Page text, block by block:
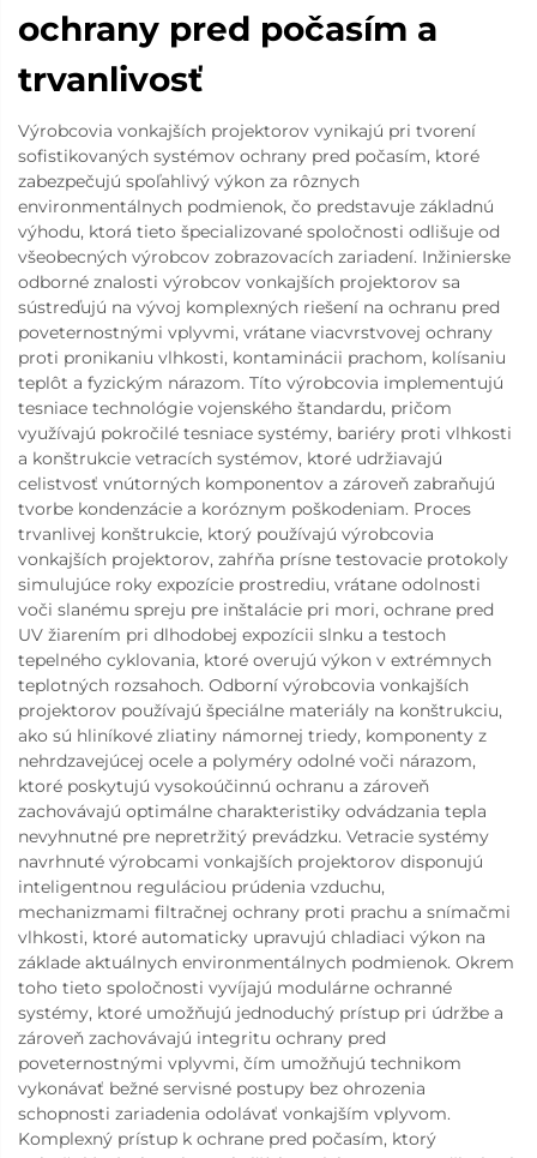
ochrany pred počasím a
trvanlivosť
Výrobcovia vonkajších projektorov vynikajú pri tvorení
sofistikovaných systémov ochrany pred počasím, ktoré
zabezpečujú spoľahlivý výkon za rôznych
environmentálnych podmienok, čo predstavuje základnú
výhodu, ktorá tieto špecializované spoločnosti odlišuje od
všeobecných výrobcov zobrazovacích zariadení. Inžinierske
odborné znalosti výrobcov vonkajších projektorov sa
sústreďujú na vývoj komplexných riešení na ochranu pred
poveternostnými vplyvmi, vrátane viacvrstvovej ochrany
proti pronikaniu vlhkosti, kontaminácii prachom, kolísaniu
teplôt a fyzickým nárazom. Títo výrobcovia implementujú
tesniace technológie vojenského štandardu, pričom
využívajú pokročilé tesniace systémy, bariéry proti vlhkosti
a konštrukcie vetracích systémov, ktoré udržiavajú
celistvosť vnútorných komponentov a zároveň zabraňujú
tvorbe kondenzácie a koróznym poškodeniam. Proces
trvanlivej konštrukcie, ktorý používajú výrobcovia
vonkajších projektorov, zahŕňa prísne testovacie protokoly
simulujúce roky expozície prostrediu, vrátane odolnosti
voči slanému spreju pre inštalácie pri mori, ochrane pred
UV žiarením pri dlhodobej expozícii slnku a testoch
tepelného cyklovania, ktoré overujú výkon v extrémnych
teplotných rozsahoch. Odborní výrobcovia vonkajších
projektorov používajú špeciálne materiály na konštrukciu,
ako sú hliníkové zliatiny námornej triedy, komponenty z
nehrdzavejúcej ocele a polyméry odolné voči nárazom,
ktoré poskytujú vysokoúčinnú ochranu a zároveň
zachovávajú optimálne charakteristiky odvádzania tepla
nevyhnutné pre nepretržitý prevádzku. Vetracie systémy
navrhnuté výrobcami vonkajších projektorov disponujú
inteligentnou reguláciou prúdenia vzduchu,
mechanizmami filtračnej ochrany proti prachu a snímačmi
vlhkosti, ktoré automaticky upravujú chladiaci výkon na
základe aktuálnych environmentálnych podmienok. Okrem
toho tieto spoločnosti vyvíjajú modulárne ochranné
systémy, ktoré umožňujú jednoduchý prístup pri údržbe a
zároveň zachovávajú integritu ochrany pred
poveternostnými vplyvmi, čím umožňujú technikom
vykonávať bežné servisné postupy bez ohrozenia
schopnosti zariadenia odolávať vonkajším vplyvom.
Komplexný prístup k ochrane pred počasím, ktorý